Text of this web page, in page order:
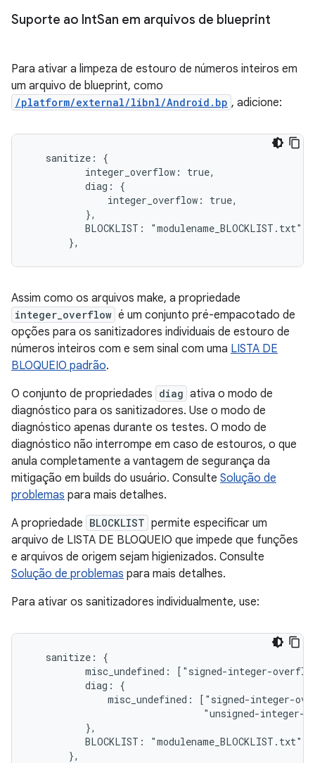
Suporte ao IntSan em arquivos de blueprint
Para ativar a limpeza de estouro de números inteiros em
um arquivo de blueprint, como
/platform/external/libnl/Android.bp , adicione:
   sanitize: {
          integer_overflow: true,
          diag: {
              integer_overflow: true,
          },
          BLOCKLIST: "modulename_BLOCKLIST.txt",
       },
Assim como os arquivos make, a propriedade
integer_overflow é um conjunto pré-empacotado de
opções para os sanitizadores individuais de estouro de
números inteiros com e sem sinal com uma LISTA DE
BLOQUEIO padrão.
O conjunto de propriedades diag ativa o modo de
diagnóstico para os sanitizadores. Use o modo de
diagnóstico apenas durante os testes. O modo de
diagnóstico não interrompe em caso de estouros, o que
anula completamente a vantagem de segurança da
mitigação em builds do usuário. Consulte Solução de
problemas para mais detalhes.
A propriedade BLOCKLIST permite especificar um
arquivo de LISTA DE BLOQUEIO que impede que funções
e arquivos de origem sejam higienizados. Consulte
Solução de problemas para mais detalhes.
Para ativar os sanitizadores individualmente, use:
   sanitize: {
misc_undefined: ["signed-integer-
          diag: {
misc_undefined: ["signed-integer-
"unsigned-integer-
          },
          BLOCKLIST: "modulename_BLOCKLIST.txt",
       },